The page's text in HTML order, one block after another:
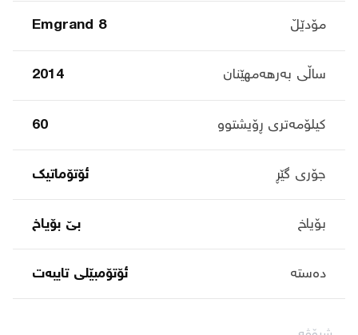
مۆدێڵ Emgrand 8
ساڵی بەرهەمهێنان 2014
کیلۆمەتری ڕۆیشتوو 60
جۆری گێڕ ئۆتۆماتیک
بۆیاخ بێ بۆیاخ
دەستە ئۆتۆمبێلی تایبه‌ت